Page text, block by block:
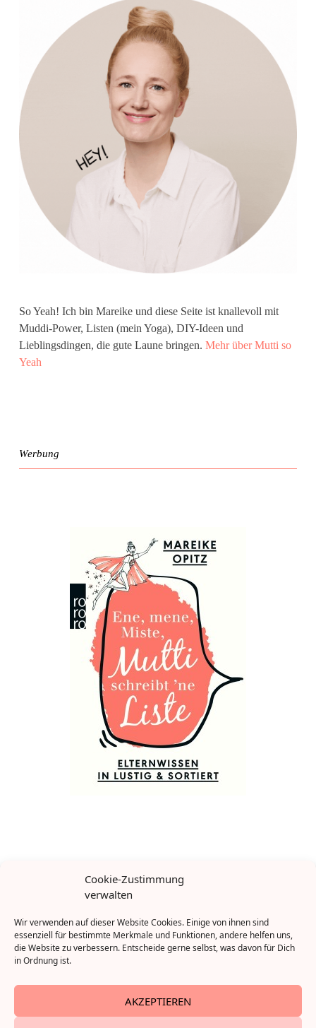
Cookie-Zustimmung
verwalten
Wir verwenden auf dieser Website Cookies. Einige von ihnen sind
essenziell für bestimmte Merkmale und Funktionen, andere helfen uns,
die Website zu verbessern. Entscheide gerne selbst, was davon für Dich
in Ordnung ist.
AKZEPTIEREN
So Yeah! Ich bin Mareike und diese Seite ist knallevoll mit
Muddi-Power, Listen (mein Yoga), DIY-Ideen und
Lieblingsdingen, die gute Laune bringen.Mehr über Mutti so
Yeah
Werbung
Liste“, Rowohlt